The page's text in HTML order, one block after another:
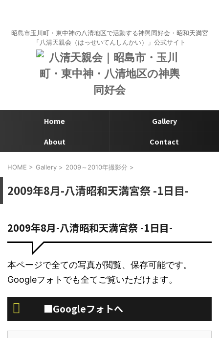
昭島市玉川町・東中神の八清地区で活動する神輿同好会・昭和天満宮
「八清天親会（はっせいてんしんかい）」公式サイト
Home
Gallery
About
Contact
HOME > Gallery > 2009～2010年撮影分 >
2009年8月-八清昭和天満宮祭 -1日目-
2009年8月-八清昭和天満宮祭 -1日目-
本ページで全ての写真が閲覧、保存可能です。
Googleフォトでも全てご覧いただけます。
■Googleフォトへ